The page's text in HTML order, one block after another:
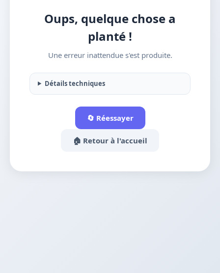
Oups, quelque chose a
planté !
Une erreur inattendue s'est produite.
Détails techniques
🔄 Réessayer
🏠 Retour à l'accueil